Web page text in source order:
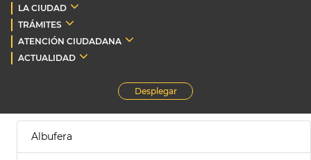
LA CIUDAD
TRÁMITES
ATENCIÓN CIUDADANA
ACTUALIDAD
Desplegar
Albufera